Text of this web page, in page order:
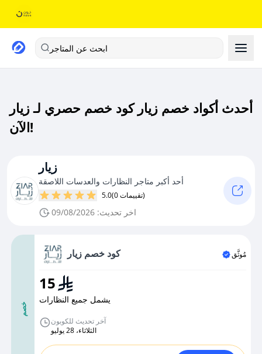
ابحث عن المتاجر
أحدث أكواد خصم زيار كود خصم حصري لـ زيار
الآن!
زيار
أحد أكبر متاجر النظارات والعدسات اللاصقة
5.0 (0 تقييمات)
اخر تحديث: 09/08/2026
خصم
كود خصم زيار مُوثَّق
15
يشمل جميع النظارات
آخر تحديث للكوبون
الثلاثاء، 28 يوليو